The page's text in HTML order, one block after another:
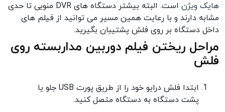
هایک ویژن
است. البته بیشتر دستگاه های DVR منویی تا حدی
مشابه دارند و با رعایت همین مسیر می توانید از فیلم های
داخل دستگاه بر روی فلش پشتیبان بگیرید.
مراحل ریختن فیلم دوربین مداربسته روی
فلش
ابتدا فلش درایو خود را از طریق پورت USB جلو یا
پشت دستگاه به دستگاه متصل کنید.